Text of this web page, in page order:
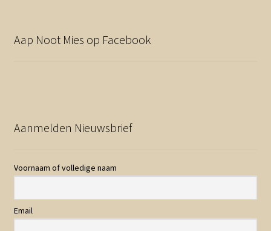
Aap Noot Mies op Facebook
Aanmelden Nieuwsbrief
Voornaam of volledige naam
Email